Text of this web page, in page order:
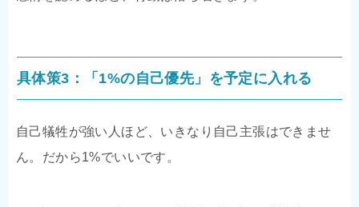
具体策3：「1%の自己優先」を予定に入れる
自己犠牲が強い人ほど、いきなり自己主張はできませ
ん。だから1%でいいです。